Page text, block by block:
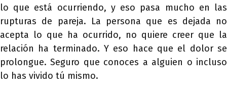
lo que está ocurriendo, y eso pasa mucho en las
rupturas de pareja. La persona que es dejada no
acepta lo que ha ocurrido, no quiere creer que la
relación ha terminado. Y eso hace que el dolor se
prolongue. Seguro que conoces a alguien o incluso
lo has vivido tú mismo.